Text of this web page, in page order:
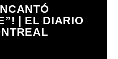
| EL DIARIO